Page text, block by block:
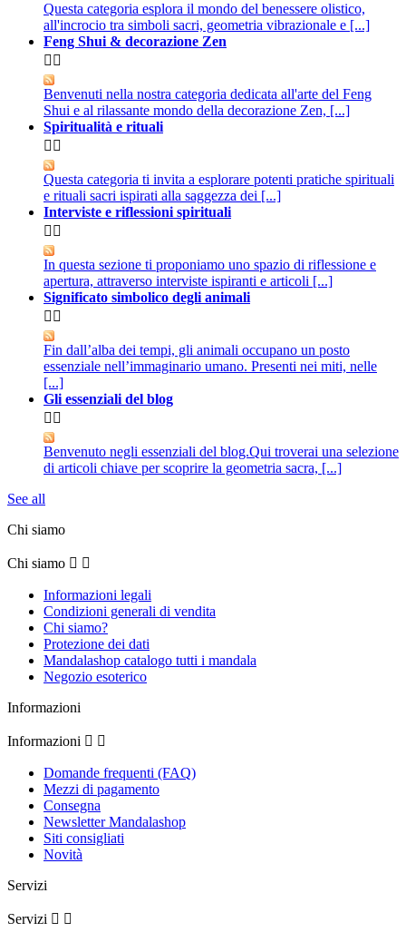
Questa categoria esplora il mondo del benessere olistico,
all'incrocio tra simboli sacri, geometria vibrazionale e [...]
Feng Shui & decorazione Zen
 
Benvenuti nella nostra categoria dedicata all'arte del Feng
Shui e al rilassante mondo della decorazione Zen, [...]
Spiritualità e rituali
 
Questa categoria ti invita a esplorare potenti pratiche spirituali
e rituali sacri ispirati alla saggezza dei [...]
Interviste e riflessioni spirituali
 
In questa sezione ti proponiamo uno spazio di riflessione e
apertura, attraverso interviste ispiranti e articoli [...]
Significato simbolico degli animali
 
Fin dall’alba dei tempi, gli animali occupano un posto
essenziale nell’immaginario umano. Presenti nei miti, nelle
[...]
Gli essenziali del blog
 
Benvenuto negli essenziali del blog.Qui troverai una selezione
di articoli chiave per scoprire la geometria sacra, [...]
See all
Chi siamo
Chi siamo  
Informazioni legali
Condizioni generali di vendita
Chi siamo?
Protezione dei dati
Mandalashop catalogo tutti i mandala
Negozio esoterico
Informazioni
Informazioni  
Domande frequenti (FAQ)
Mezzi di pagamento
Consegna
Newsletter Mandalashop
Siti consigliati
Novità
Servizi
Servizi  